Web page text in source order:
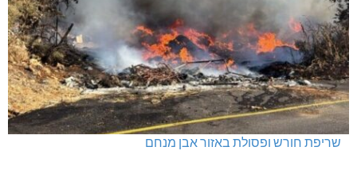
שריפת חורש ופסולת באזור אבן מנחם